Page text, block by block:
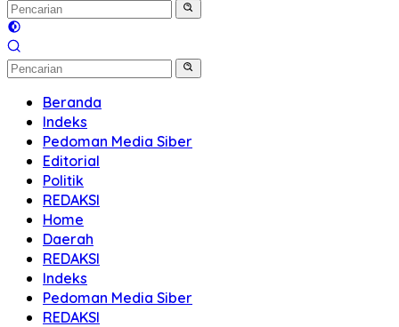
Beranda
Indeks
Pedoman Media Siber
Editorial
Politik
REDAKSI
Home
Daerah
REDAKSI
Indeks
Pedoman Media Siber
REDAKSI